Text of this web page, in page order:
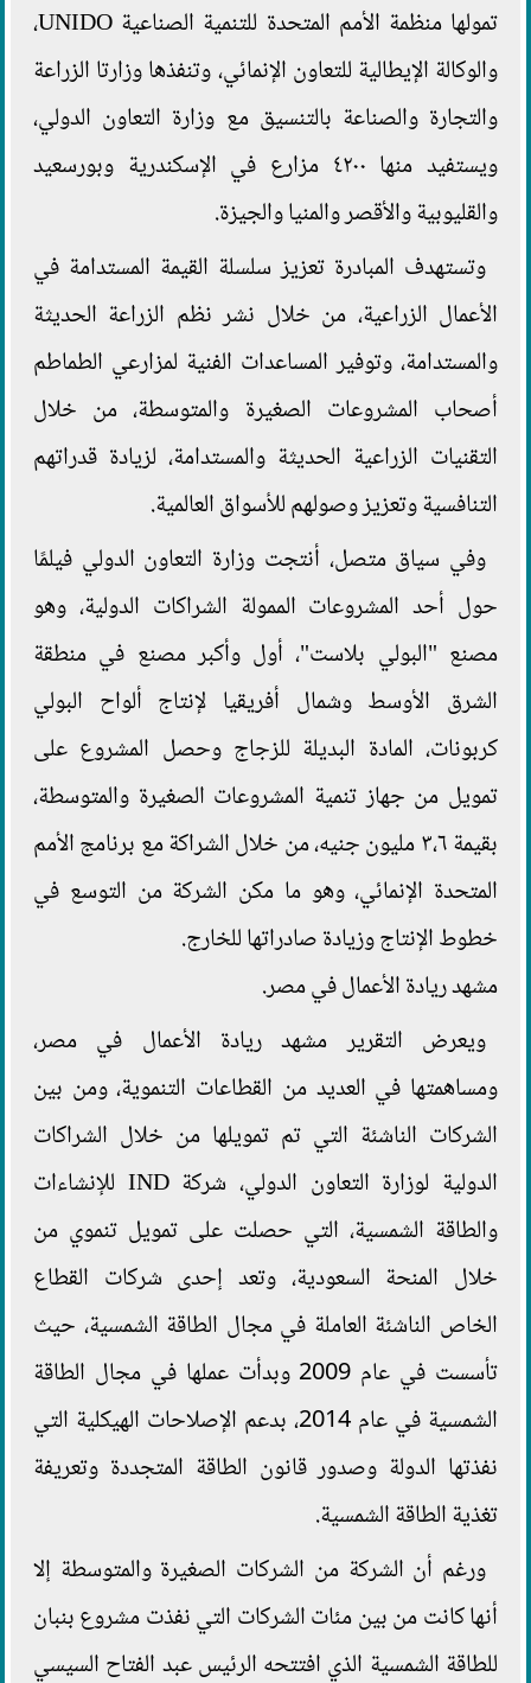
تمولها منظمة الأمم المتحدة للتنمية الصناعية UNIDO،
والوكالة الإيطالية للتعاون الإنمائي، وتنفذها وزارتا الزراعة
والتجارة والصناعة بالتنسيق مع وزارة التعاون الدولي،
ويستفيد منها ٤٢٠٠ مزارع في الإسكندرية وبورسعيد
والقليوبية والأقصر والمنيا والجيزة.
وتستهدف المبادرة تعزيز سلسلة القيمة المستدامة في
الأعمال الزراعية، من خلال نشر نظم الزراعة الحديثة
والمستدامة، وتوفير المساعدات الفنية لمزارعي الطماطم
أصحاب المشروعات الصغيرة والمتوسطة، من خلال
التقنيات الزراعية الحديثة والمستدامة، لزيادة قدراتهم
التنافسية وتعزيز وصولهم للأسواق العالمية.
وفي سياق متصل، أنتجت وزارة التعاون الدولي فيلمًا
حول أحد المشروعات الممولة الشراكات الدولية، وهو
مصنع "البولي بلاست"، أول وأكبر مصنع في منطقة
الشرق الأوسط وشمال أفريقيا لإنتاج ألواح البولي
كربونات، المادة البديلة للزجاج وحصل المشروع على
تمويل من جهاز تنمية المشروعات الصغيرة والمتوسطة،
بقيمة ٣،٦ مليون جنيه، من خلال الشراكة مع برنامج الأمم
المتحدة الإنمائي، وهو ما مكن الشركة من التوسع في
خطوط الإنتاج وزيادة صادراتها للخارج.
مشهد ريادة الأعمال في مصر.
ويعرض التقرير مشهد ريادة الأعمال في مصر،
ومساهمتها في العديد من القطاعات التنموية، ومن بين
الشركات الناشئة التي تم تمويلها من خلال الشراكات
الدولية لوزارة التعاون الدولي، شركة IND للإنشاءات
والطاقة الشمسية، التي حصلت على تمويل تنموي من
خلال المنحة السعودية، وتعد إحدى شركات القطاع
الخاص الناشئة العاملة في مجال الطاقة الشمسية، حيث
تأسست في عام 2009 وبدأت عملها في مجال الطاقة
الشمسية في عام 2014، بدعم الإصلاحات الهيكلية التي
نفذتها الدولة وصدور قانون الطاقة المتجددة وتعريفة
تغذية الطاقة الشمسية.
ورغم أن الشركة من الشركات الصغيرة والمتوسطة إلا
أنها كانت من بين مئات الشركات التي نفذت مشروع بنبان
للطاقة الشمسية الذي افتتحه الرئيس عبد الفتاح السيسي